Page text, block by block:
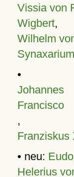
Vissia von
Wigbert,
Wilhelm
Synaxarium
•
Francisco
,
Franziskus
• neu: Eudo
Helerius